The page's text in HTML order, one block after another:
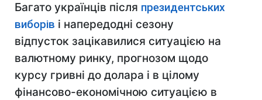
Багато українців після президентських
виборів і напередодні сезону
відпусток зацікавилися ситуацією на
валютному ринку, прогнозом щодо
курсу гривні до долара і в цілому
фінансово-економічною ситуацією в